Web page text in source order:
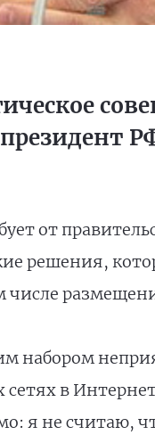
от
решения,
числе
набором
в
я не считаю,